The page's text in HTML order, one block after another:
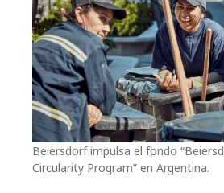
Beiersdorf impulsa el fondo
Circularity Program” en Argentina.